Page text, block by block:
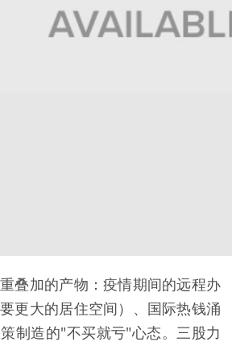
叠加的产物：疫情期间的远程办
更大的居住空间）、国际热钱涌
制造的"不买就亏"心态。三股力